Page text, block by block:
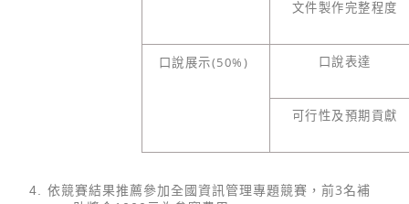
文件製作完整程度
口說展示(50%) 口說表達
可行性及預期貢獻
4. 依競賽結果推薦參加全國資訊管理專題競賽，前3名補